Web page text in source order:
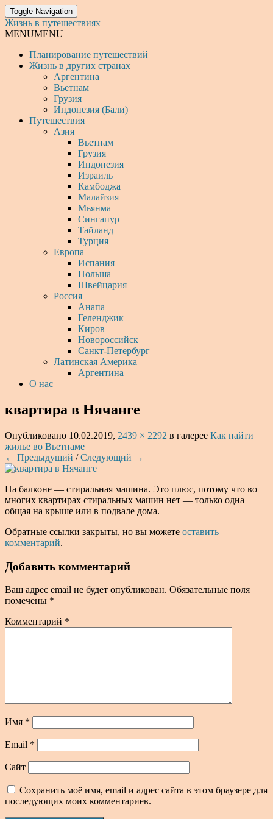
Toggle Navigation
Жизнь в путешествиях
MENUMENU
Планирование путешествий
Жизнь в других странах
Аргентина
Вьетнам
Грузия
Индонезия (Бали)
Путешествия
Азия
Вьетнам
Грузия
Индонезия
Израиль
Камбоджа
Малайзия
Мьянма
Сингапур
Тайланд
Турция
Европа
Испания
Польша
Швейцария
Россия
Анапа
Геленджик
Киров
Новороссийск
Санкт-Петербург
Латинская Америка
Аргентина
О нас
квартира в Нячанге
Опубликовано 10.02.2019, 2439 × 2292 в галерее Как найти
жилье во Вьетнаме
← Предыдущий /Следующий →
На балконе — стиральная машина. Это плюс, потому что во
многих квартирах стиральных машин нет — только одна
общая на крыше или в подвале дома.
Обратные ссылки закрыты, но вы можете оставить
комментарий.
Добавить комментарий
Ваш адрес email не будет опубликован. Обязательные поля
помечены *
Комментарий *
Имя *
Email *
Сайт
Сохранить моё имя, email и адрес сайта в этом браузере для
последующих моих комментариев.